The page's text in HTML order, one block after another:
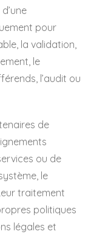
pour
la validation,
le
l’audit ou
de
ou de
le
traitement
politiques
légales et